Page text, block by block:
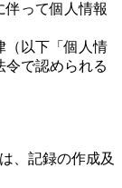
伴って個人情報
（以下「個人情
令で認められる
、記録の作成及